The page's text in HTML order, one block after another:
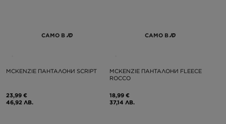
САМО В
MCKENZIE ПАНТАЛОНИ SCRIPT
23,99 €
46,92 ЛВ.
САМО В
MCKENZIE ПАНТАЛОНИ FLEECE
ROCCO
18,99 €
37,14 ЛВ.